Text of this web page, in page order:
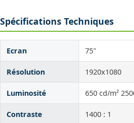
Spécifications Techniques
Ecran 75"
Résolution 1920x1080
Luminosité 650 cd/m²
Contraste 1400 : 1